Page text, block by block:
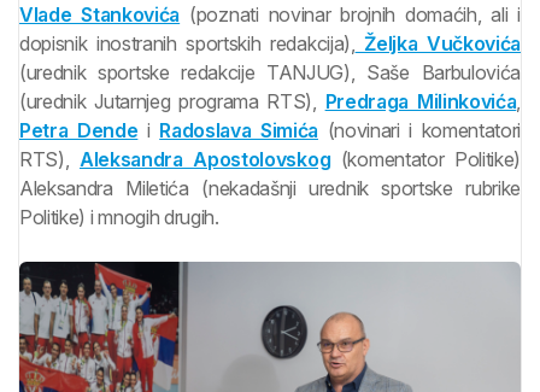
Vlade Stankovića (poznati novinar brojnih domaćih, ali i
dopisnik inostranih sportskih redakcija),
Željka Vučkovića
(urednik sportske redakcije TANJUG), Saše Barbulovića
(urednik Jutarnjeg programa RTS), Predraga Milinkovića
Petra Dende i Radoslava Simića (novinari i komentatori
RTS), Aleksandra Apostolovskog (komentator Politike)
Aleksandra Miletića (nekadašnji urednik sportske rubrike
Politike) i mnogih drugih.